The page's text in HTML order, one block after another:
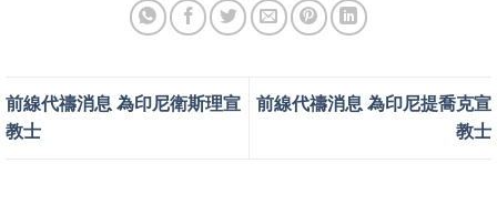
前線代禱消息 為印尼衛斯理宣
教士
前線代禱消息 為印尼提喬克宣
教士